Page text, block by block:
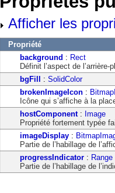
Afficher les
Propriété
background : Rect
Définit l’aspect de l’arrière-
bgFill : SolidColor
brokenImageIcon :
Icône qui s’affiche à la
hostComponent : Image
Propriété fortement typée
imageDisplay :
Partie de l’habillage de
progressIndicator : Range
Partie de l’habillage de